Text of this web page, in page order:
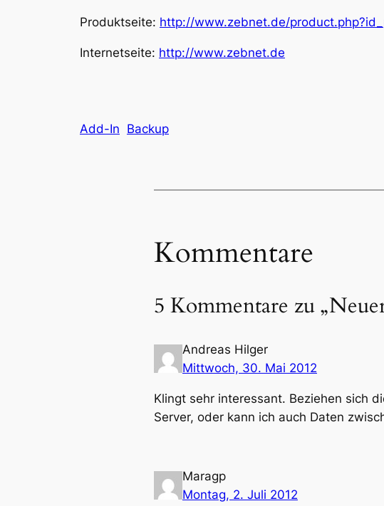
Produktseite: http://www.zebnet.de/
Internetseite: http://www.zebnet.de
Add-In Backup
Kommentare
5 Kommentare zu
Andreas Hilger
Mittwoch, 30. Mai 2012
Klingt sehr interessant. Beziehen sich
Server, oder kann ich auch Daten
Maragp
Montag, 2. Juli 2012